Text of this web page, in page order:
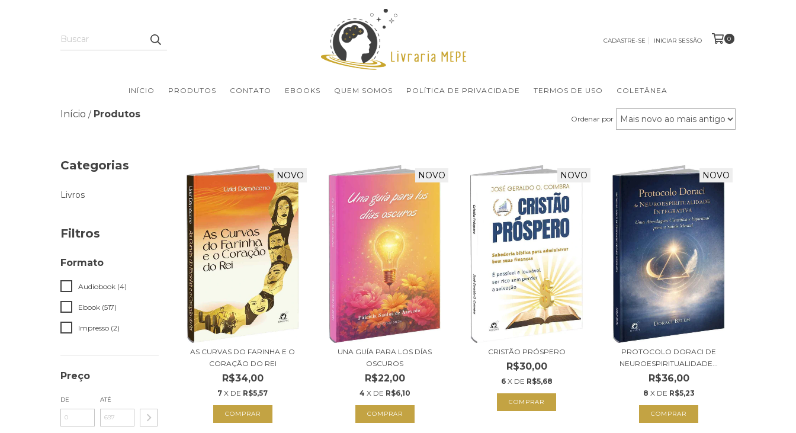
CADASTRE-SE INICIAR SESSÃO 0
INÍCIO PRODUTOS CONTATO EBOOKS QUEM SOMOS POLÍTICA DE PRIVACIDADE TERMOS DE USO COLETÂNEA
Início / Produtos Ordenar por
Categorias
Livros
Filtros
Formato
Audiobook (4)
Ebook (517)
Impresso (2)
Preço
DE ATÉ
NOVO
AS CURVAS DO FARINHA E O
CORAÇÃO DO REI
R$34,00
7 X DE R$5,57
COMPRAR
NOVO
UNA GUÍA PARA LOS DÍAS
OSCUROS
R$22,00
4 X DE R$6,10
COMPRAR
NOVO
CRISTÃO PRÓSPERO
R$30,00
6 X DE R$5,68
COMPRAR
NOVO
PROTOCOLO DORACI DE
NEUROESPIRITUALIDADE...
R$36,00
8 X DE R$5,23
COMPRAR